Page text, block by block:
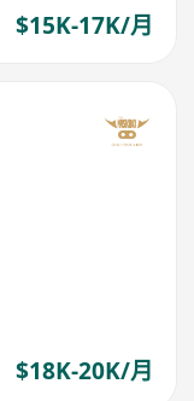
$15K-17K/月
$18K-20K/月